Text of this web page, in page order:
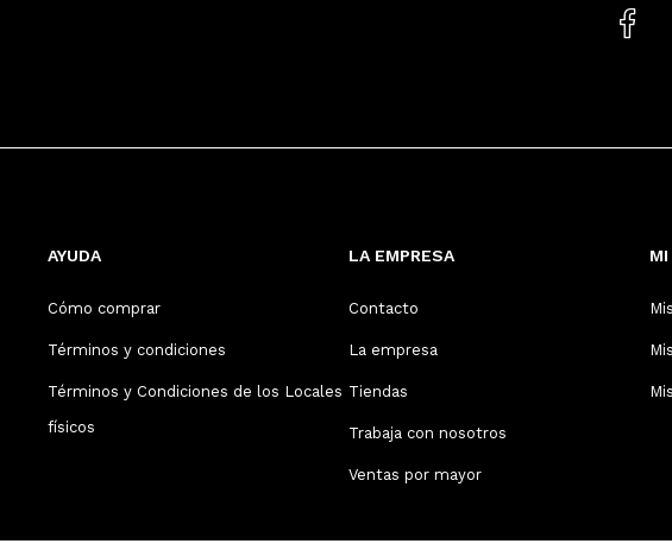
AYUDA
Cómo comprar
Términos y condiciones
Términos y Condiciones de los Locales
físicos
LA EMPRESA
Contacto
La empresa
Tiendas
Trabaja con nosotros
Ventas por mayor
MI
